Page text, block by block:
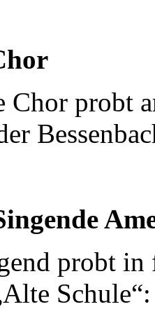
Chor probt
probt
Schule“: